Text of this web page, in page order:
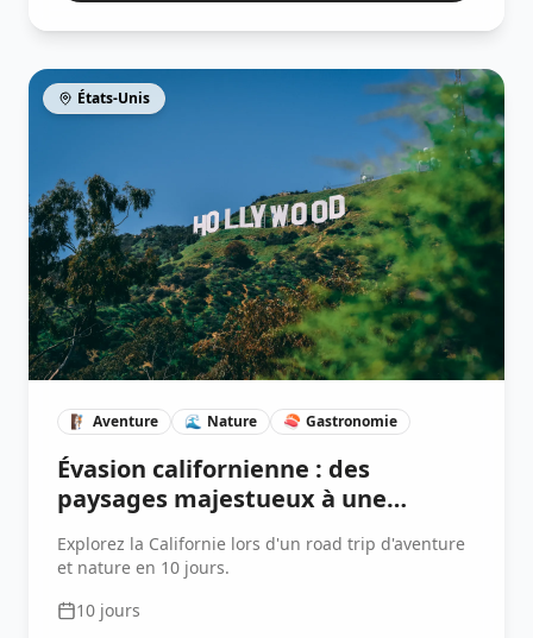
États-Unis
🧗🏽 Aventure 🌊 Nature 🍣 Gastronomie
Évasion californienne : des
paysages majestueux à une
Explorez la Californie lors d'un road trip d'aventure
et nature en 10 jours.
10 jours